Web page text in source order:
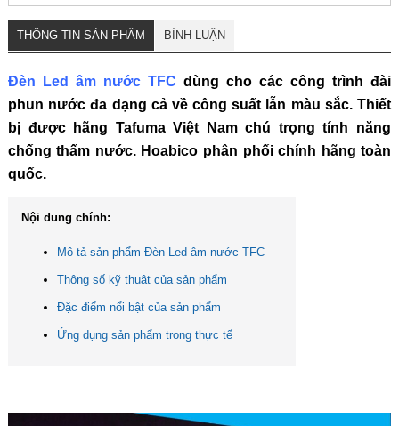
THÔNG TIN SẢN PHẨM BÌNH LUẬN
Đèn Led âm nước TFC dùng cho các công trình đài
phun nước đa dạng cả về công suất lẫn màu sắc. Thiết
bị được hãng Tafuma Việt Nam chú trọng tính năng
chống thấm nước. Hoabico phân phối chính hãng toàn
quốc.
Nội dung chính:
Mô tả sản phẩm Đèn Led âm nước TFC
Thông số kỹ thuật của sản phẩm
Đặc điểm nổi bật của sản phẩm
Ứng dụng sản phẩm trong thực tế